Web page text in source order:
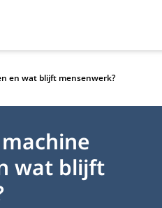
en wat blijft mensenwerk?
wat blijft